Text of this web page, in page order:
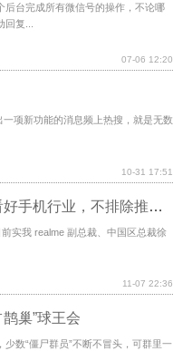
后台完成所有微信号的操作，不论哪
复...
07-06 12:20
项新功能的消息频上热搜，就是无数
10-31 17:51
realme 真我副总裁徐起：长期看好手机行业，不排除推出折叠屏手机
实我 realme 副总裁、中国区总裁徐
11-07 22:36
巢”球王会
数“僵尸群员”不断不冒头，可群里一